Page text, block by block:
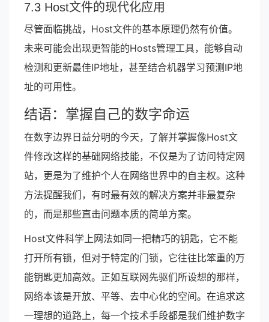
7.3 Host文件的现代化应用
尽管面临挑战，Host文件的基本原理仍然有价值。
未来可能会出现更智能的Hosts管理工具，能够自动
检测和更新最佳IP地址，甚至结合机器学习预测IP地
址的可用性。
结语：掌握自己的数字命运
在数字边界日益分明的今天，了解并掌握像Host文
件修改这样的基础网络技能，不仅是为了访问特定网
站，更是为了维护个人在网络世界中的自主权。这种
方法提醒我们，有时最有效的解决方案并非最复杂
的，而是那些直击问题本质的简单方案。
Host文件科学上网法如同一把精巧的钥匙，它不能
打开所有锁，但对于特定的门锁，它往往比笨重的万
能钥匙更加高效。正如互联网先驱们所设想的那样，
网络本该是开放、平等、去中心化的空间。在追求这
一理想的道路上，每一个技术手段都是我们维护数字